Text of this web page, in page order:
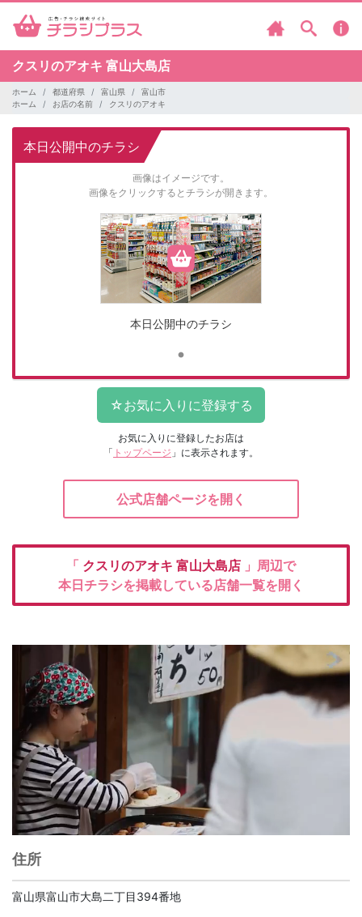
クスリのアオキ 富山大島店
ホーム 都道府県 富山県
富山市
ホーム
お店の名前 クスリのアオキ
本日公開中のチラシ
画像はイメージです。
画像をクリックするとチラシが開きます。
本日公開中のチラシ
お気に入りに登録したお店は
「 トップページ 」に表示されます。
公式店舗ページを開く
「 クスリのアオキ 富山大島店 」周辺で
本日チラシを掲載している店舗一覧を開く
住所
富山県富山市大島二丁目394番地